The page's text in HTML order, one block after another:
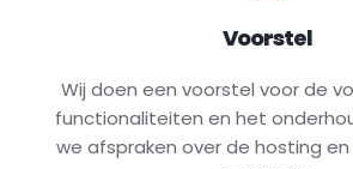
Voorstel
Wij doen een voorstel voor de
functionaliteiten en het
we afspraken over de hosting